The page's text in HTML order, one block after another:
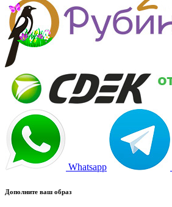
Whatsapp
Дополните ваш образ